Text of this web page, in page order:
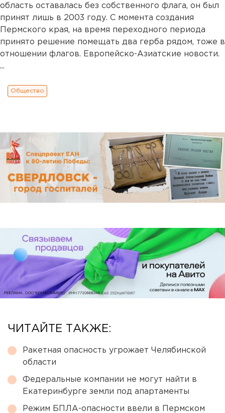
область оставалась без собственного флага, он был
принят лишь в 2003 году. С момента создания
Пермского края, на время переходного периода
принято решение помещать два герба рядом, тоже в
отношении флагов. Европейско-Азиатские новости.
...
Общество
ЧИТАЙТЕ ТАКЖЕ:
Ракетная опасность угрожает Челябинской
области
Федеральные компании не могут найти в
Екатеринбурге земли под апартаменты
Режим БПЛА-опасности ввели в Пермском